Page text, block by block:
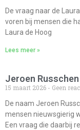
De vraag naar de
voren bij mensen die
Laura de Hoog
Lees meer »
Jeroen
15 maart 2026
Geen
De naam Jeroen
mensen nieuwsgierig
Een vraag die daarbij